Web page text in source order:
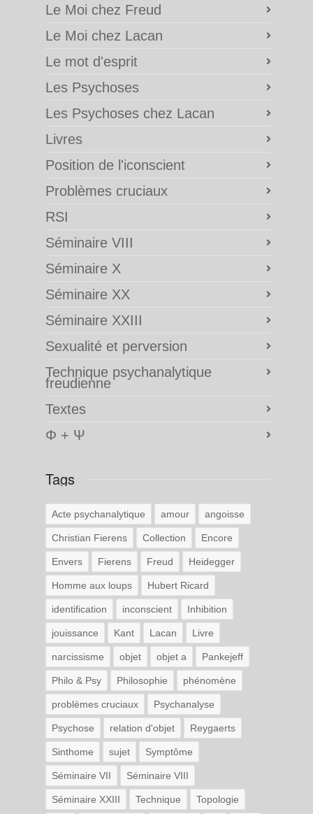
Le Moi chez Freud
Le Moi chez Lacan
Le mot d'esprit
Les Psychoses
Les Psychoses chez Lacan
Livres
Position de l'iconscient
Problèmes cruciaux
RSI
Séminaire VIII
Séminaire X
Séminaire XX
Séminaire XXIII
Sexualité et perversion
Technique psychanalytique
freudienne
Textes
Φ + Ψ
Tags
Acte psychanalytique amour angoisse
Christian Fierens Collection Encore
Envers Fierens Freud Heidegger
Homme aux loups Hubert Ricard
identification inconscient Inhibition
jouissance Kant Lacan Livre
narcissisme objet objet a Pankejeff
Philo & Psy Philosophie phénomène
problèmes cruciaux Psychanalyse
Psychose relation d'objet Reygaerts
Sinthome sujet Symptôme
Séminaire VII Séminaire VIII
Séminaire XXIII Technique Topologie